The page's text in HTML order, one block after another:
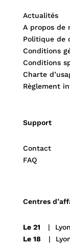
Actualités
A propos de
Politique de
Conditions
Conditions
Charte
Règlement
Support
Contact
FAQ
Centres
Le 21 | Lyon
Le 18| Lyon